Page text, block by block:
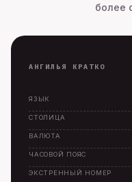
более
АНГИЛЬЯ КРАТКО
ЯЗЫК
СТОЛИЦА
ВАЛЮТА
ЧАСОВОЙ ПОЯС
ЭКСТРЕННЫЙ НОМЕР